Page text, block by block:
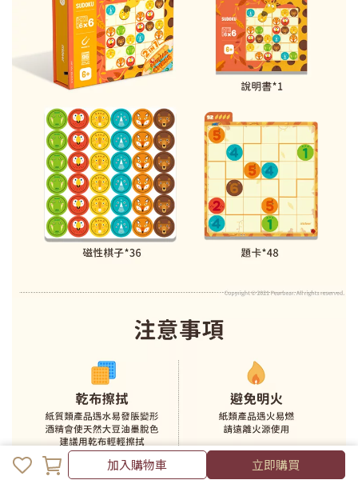
加入購物車
加入購物車 立即購買